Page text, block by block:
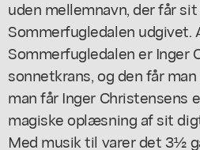
uden mellemnavn, der får
Sommerfugledalen udgivet.
Sommerfugledalener Inger
sonnetkrans, og den får
man får Inger Christensens
magiske oplæsning af sit
Med musik til varer det 3½